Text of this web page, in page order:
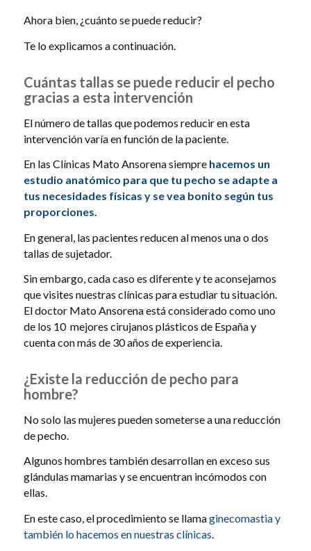
Ahora bien, ¿cuánto se puede reducir?
Te lo explicamos a continuación.
Cuántas tallas se puede reducir el pecho
gracias a esta intervención
El número de tallas que podemos reducir en esta
intervención varía en función de la paciente.
En las Clínicas Mato Ansorena siempre hacemos un
estudio anatómico para que tu pecho se adapte a
tus necesidades físicas y se vea bonito según tus
proporciones.
En general, las pacientes reducen al menos una o dos
tallas de sujetador.
Sin embargo, cada caso es diferente y te aconsejamos
que visites nuestras clínicas para estudiar tu situación.
El doctor Mato Ansorena está considerado como uno
de los 10 mejores cirujanos plásticos de España y
cuenta con más de 30 años de experiencia.
¿Existe la reducción de pecho para
hombre?
No solo las mujeres pueden someterse a una reducción
de pecho.
Algunos hombres también desarrollan en exceso sus
glándulas mamarias y se encuentran incómodos con
ellas.
En este caso, el procedimiento se llamaginecomastia y
también lo hacemos en nuestras clínicas.